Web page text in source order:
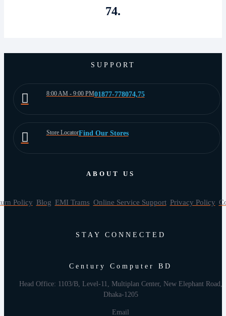
74.
SUPPORT
8:00 AM - 9:00 PM01877-778074,75
Store LocatorFind Our Stores
ABOUT US
Policy Blog EMI Trams Online Service Support Privacy Policy
STAY CONNECTED
Century Computer BD
Head Office: 1103/B, Level-11, Multiplan Center, New Elephant Road,
Dhaka-1205
Email